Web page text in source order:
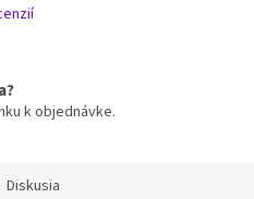
k objednávke.
Diskusia